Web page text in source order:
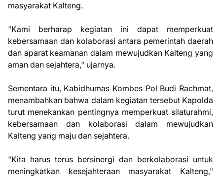
masyarakat Kalteng.
"Kami berharap kegiatan ini dapat memperkuat
kebersamaan dan kolaborasi antara pemerintah daerah
dan aparat keamanan dalam mewujudkan Kalteng yang
aman dan sejahtera," ujarnya.
Sementara itu, Kabidhumas Kombes Pol Budi Rachmat,
menambahkan bahwa dalam kegiatan tersebut Kapolda
turut menekankan pentingnya memperkuat silaturahmi,
kebersamaan dan kolaborasi dalam mewujudkan
Kalteng yang maju dan sejahtera.
"Kita harus terus bersinergi dan berkolaborasi untuk
meningkatkan kesejahteraan masyarakat Kalteng,"